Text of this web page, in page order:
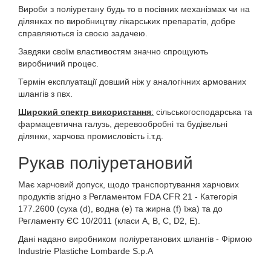
Вироби з поліуретану будь то в посівних механізмах чи на
ділянках по виробництву лікарських препаратів, добре
справляються із своєю задачею.
Завдяки своїм властивостям значно спрощують
виробничий процес.
Термін експлуатації довший ніж у аналогічних армованих
шлангів з пвх.
Широкий спектр використання: сільськогосподарська та
фармацевтична галузь, деревообробні та будівельні
ділянки, харчова промисловість і.т.д.
Рукав поліуретановий
Має харчовий допуск, щодо транспортування харчових
продуктів згідно з Регламентом FDA CFR 21 - Категорія
177.2600 (суха (d), водна (e) та жирна (f) їжа) та до
Регламенту ЄС 10/2011 (класи A, B, C, D2, E).
Дані надано виробником поліуретанових шлангів - Фірмою
Industrie Plastiche Lombarde S.p.A